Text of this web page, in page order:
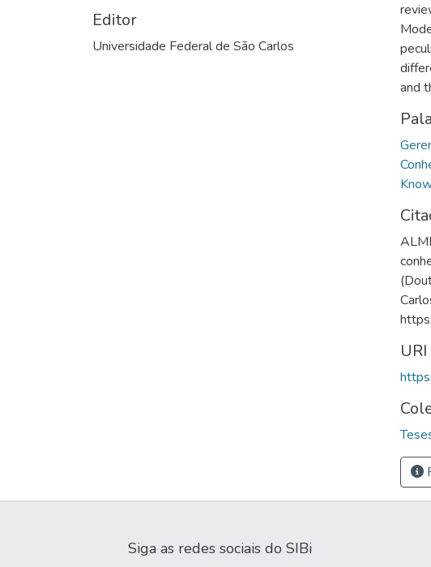
Editor
Universidade Federal de São Carlos
and
URI
Siga as redes sociais do SIBi